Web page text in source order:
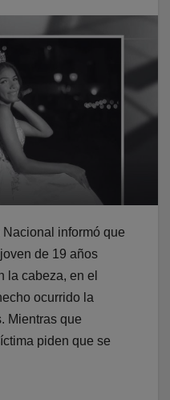
informó que
de 19 años
la cabeza, en el
ocurrido la
Mientras que
piden que se